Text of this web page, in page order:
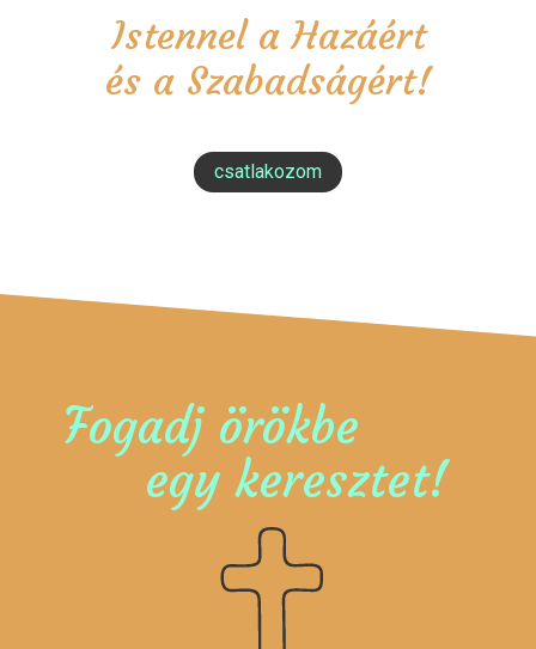
Istennel a Hazáért
és a Szabadságért!
csatlakozom
Fogadj örökbe
egy keresztet!